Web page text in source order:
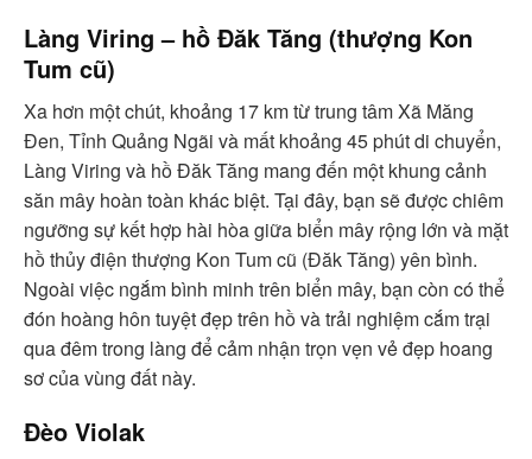
Làng Viring – hồ Đăk Tăng (thượng Kon
Tum cũ)
Xa hơn một chút, khoảng 17 km từ trung tâm Xã Măng
Đen, Tỉnh Quảng Ngãi và mất khoảng 45 phút di chuyển,
Làng Viring và hồ Đăk Tăng mang đến một khung cảnh
săn mây hoàn toàn khác biệt. Tại đây, bạn sẽ được chiêm
ngưỡng sự kết hợp hài hòa giữa biển mây rộng lớn và mặt
hồ thủy điện thượng Kon Tum cũ (Đăk Tăng) yên bình.
Ngoài việc ngắm bình minh trên biển mây, bạn còn có thể
đón hoàng hôn tuyệt đẹp trên hồ và trải nghiệm cắm trại
qua đêm trong làng để cảm nhận trọn vẹn vẻ đẹp hoang
sơ của vùng đất này.
Đèo Violak